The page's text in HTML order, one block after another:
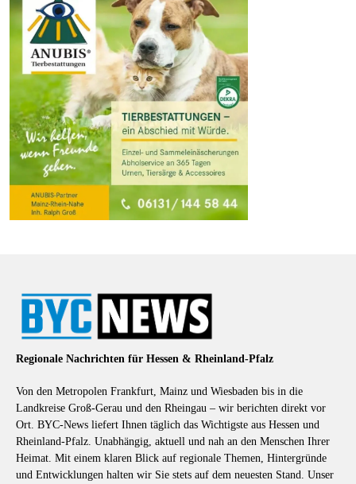
Regionale Nachrichten für Hessen & Rheinland-Pfalz
Von den Metropolen Frankfurt, Mainz und Wiesbaden bis in die
Landkreise Groß-Gerau und den Rheingau – wir berichten direkt vor
Ort. BYC-News liefert Ihnen täglich das Wichtigste aus Hessen und
Rheinland-Pfalz. Unabhängig, aktuell und nah an den Menschen Ihrer
Heimat. Mit einem klaren Blick auf regionale Themen, Hintergründe
und Entwicklungen halten wir Sie stets auf dem neuesten Stand. Unser